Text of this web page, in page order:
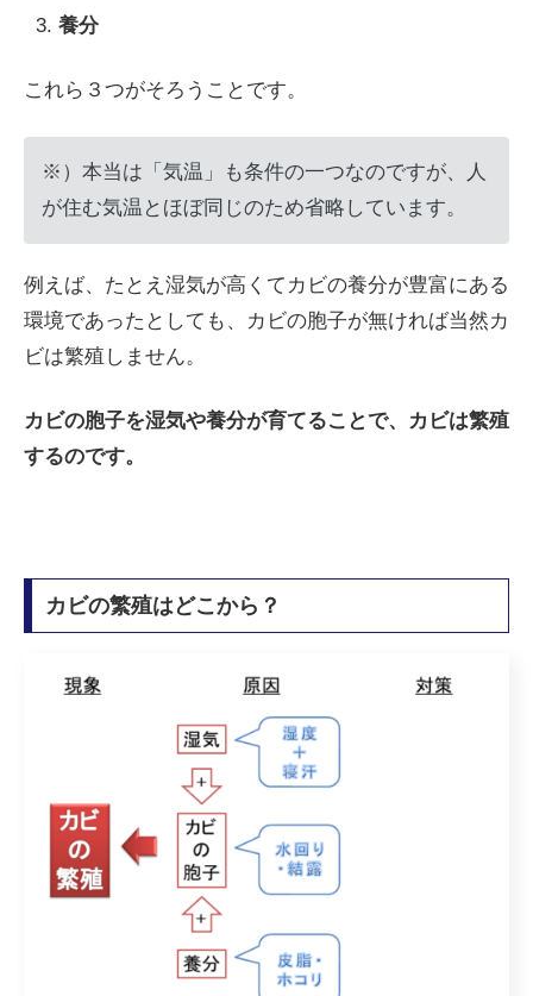
養分
これら３つがそろうことです。
※）本当は「気温」も条件の一つなのですが、人
が住む気温とほぼ同じのため省略しています。
例えば、たとえ湿気が高くてカビの養分が豊富にある
環境であったとしても、カビの胞子が無ければ当然カ
ビは繁殖しません。
カビの胞子を湿気や養分が育てることで、カビは繁殖
するのです。
カビの繁殖はどこから？